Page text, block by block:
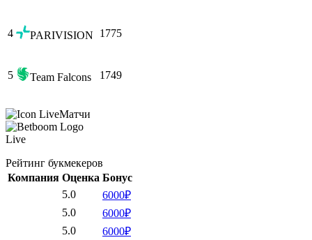
4 PARIVISION 1775
5 Team Falcons 1749
Матчи
Live
Рейтинг букмекеров
Компания Оценка Бонус
5.0
6000₽
5.0
6000₽
5.0
6000₽